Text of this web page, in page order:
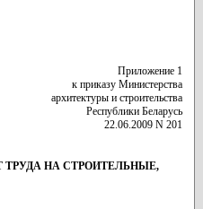
Приложение 1
к приказу Министерства
архитектуры и строительства
Республики Беларусь
22.06.2009 N 201
ТРУДА НА СТРОИТЕЛЬНЫЕ,